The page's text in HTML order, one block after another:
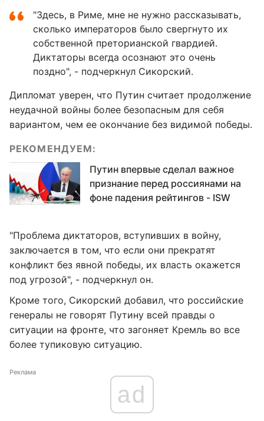
"Здесь, в Риме, мне не нужно рассказывать,
сколько императоров было свергнуто их
собственной преторианской гвардией.
Диктаторы всегда осознают это очень
поздно", - подчеркнул Сикорский.
Дипломат уверен, что Путин считает продолжение
неудачной войны более безопасным для себя
вариантом, чем ее окончание без видимой победы.
РЕКОМЕНДУЕМ:
Путин впервые сделал важное
признание перед россиянами на
фоне падения рейтингов - ISW
"Проблема диктаторов, вступивших в войну,
заключается в том, что если они прекратят
конфликт без явной победы, их власть окажется
под угрозой", - подчеркнул он.
Кроме того, Сикорский добавил, что российские
генералы не говорят Путину всей правды о
ситуации на фронте, что загоняет Кремль во все
более тупиковую ситуацию.
Реклама
ad